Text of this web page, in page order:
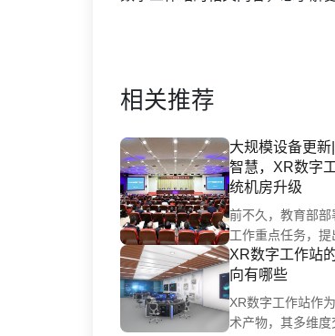
相关推荐
大规模设备更新
智慧，XR数字
统机房升级
前不久，教育部
工作重点任务，提
育数字化新赛道
长怀进鹏也多次在
强调了虚拟仿真
的应用及其重要意
XR数字工作站
向有哪些
XR数字工作站作
术产物，其多维度